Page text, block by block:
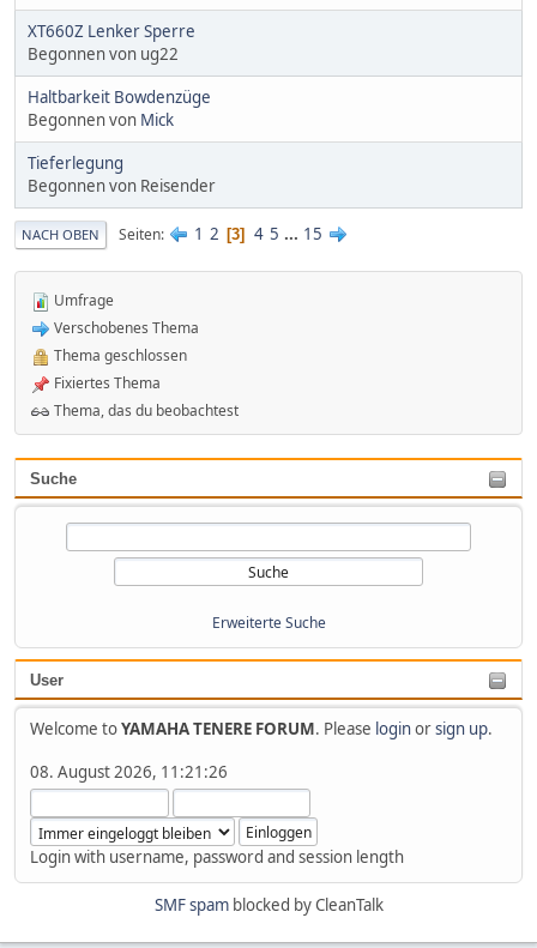
Suche
Erweiterte Suche
User
Welcome toYAMAHA TENERE FORUM. Please loginorsign up.
08. August 2026, 11:21:26
Login with username, password and session length
XT660Z Lenker Sperre
Begonnen von ug22
Haltbarkeit Bowdenzüge
Begonnen von Mick
Tieferlegung
Begonnen von Reisender
NACH OBEN Seiten 1 2 3 4 5 ... 15
Umfrage
Verschobenes Thema
Thema geschlossen
Fixiertes Thema
Thema, das du beobachtest
SMF spamblocked by CleanTalk